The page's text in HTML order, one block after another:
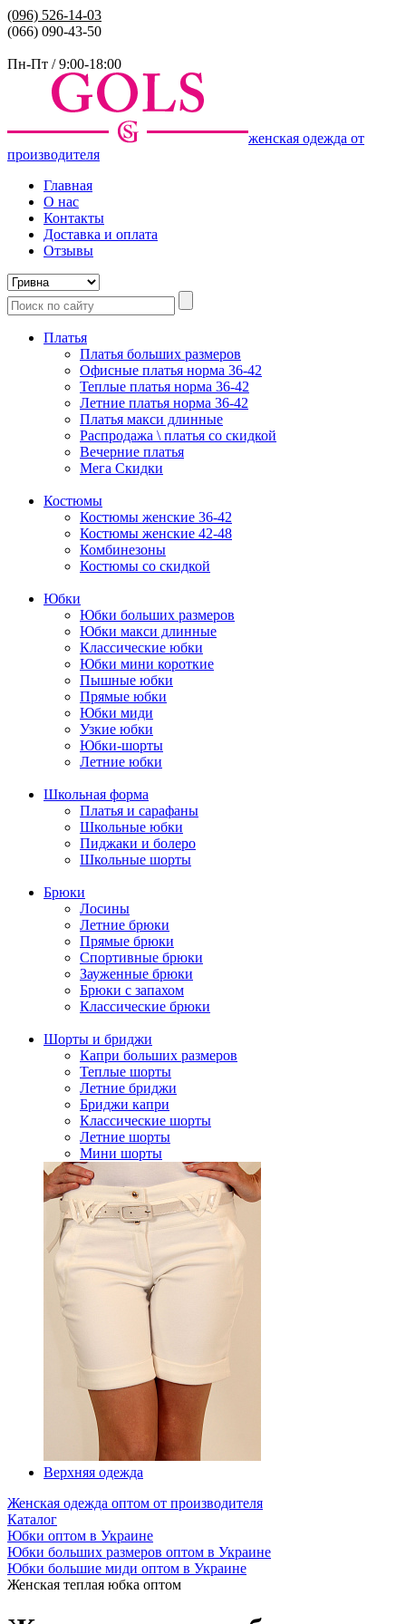
(096) 526-14-03
(066) 090-43-50
Пн-Пт / 9:00-18:00
женская одежда от
производителя
Главная
О нас
Контакты
Доставка и оплата
Отзывы
Платья
Платья больших размеров
Офисные платья норма 36-42
Теплые платья норма 36-42
Летние платья норма 36-42
Платья макси длинные
Распродажа \ платья со скидкой
Вечерние платья
Мега Скидки
Костюмы
Костюмы женские 36-42
Костюмы женские 42-48
Комбинезоны
Костюмы со скидкой
Юбки
Юбки больших размеров
Юбки макси длинные
Классические юбки
Юбки мини короткие
Пышные юбки
Прямые юбки
Юбки миди
Узкие юбки
Юбки-шорты
Летние юбки
Школьная форма
Платья и сарафаны
Школьные юбки
Пиджаки и болеро
Школьные шорты
Брюки
Лосины
Летние брюки
Прямые брюки
Спортивные брюки
Зауженные брюки
Брюки с запахом
Классические брюки
Шорты и бриджи
Капри больших размеров
Теплые шорты
Летние бриджи
Бриджи капри
Классические шорты
Летние шорты
Мини шорты
Верхняя одежда
Женская одежда оптом от производителя
Каталог
Юбки оптом в Украине
Юбки больших размеров оптом в Украине
Юбки большие миди оптом в Украине
Женская теплая юбка оптом